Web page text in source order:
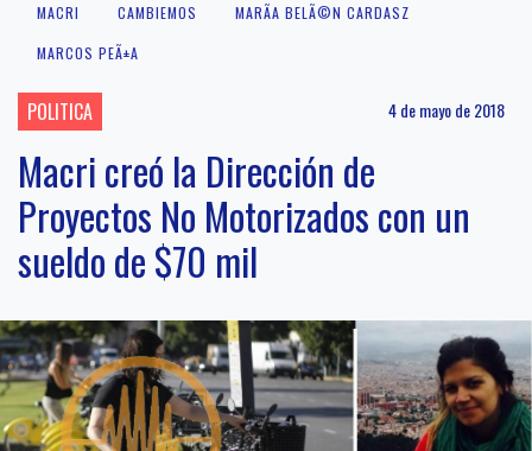
MACRI CAMBIEMOS
MARÃ­A BELÃ©N CARDASZ
MARCOS PEÃ±A
POLITICA 4 de mayo de 2018
Macri creó la Dirección de
Proyectos No Motorizados con un
sueldo de $70 mil